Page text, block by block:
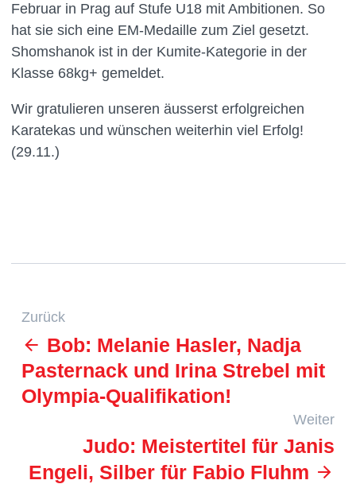
Februar in Prag auf Stufe U18 mit Ambitionen. So
hat sie sich eine EM-Medaille zum Ziel gesetzt.
Shomshanok ist in der Kumite-Kategorie in der
Klasse 68kg+ gemeldet.
Wir gratulieren unseren äusserst erfolgreichen
Karatekas und wünschen weiterhin viel Erfolg!
(29.11.)
Zurück
Bob: Melanie Hasler, Nadja
Pasternack und Irina Strebel mit
Olympia-Qualifikation!
Weiter
Judo: Meistertitel für Janis
Engeli, Silber für Fabio Fluhm